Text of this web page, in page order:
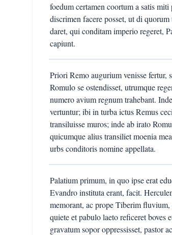
foedum certamen coortum a satis
discrimen facere posset, ut di
daret, qui conditam imperio regeret,
capiunt.
Priori Remo augurium venisse fertur,
Romulo se ostendisset, utrumque
numero avium regnum trahebant.
vertuntur; ibi in turba ictus Remus
transiluisse muros; inde ab irato
quicumque alius transiliet moenia
urbs conditoris nomine appellata.
Palatium primum, in quo ipse erat
Evandro instituta erant, facit.
memorant, ac prope Tiberim fluvium,
quiete et pabulo laeto reficeret
gravatum sopor oppressisset, pastor